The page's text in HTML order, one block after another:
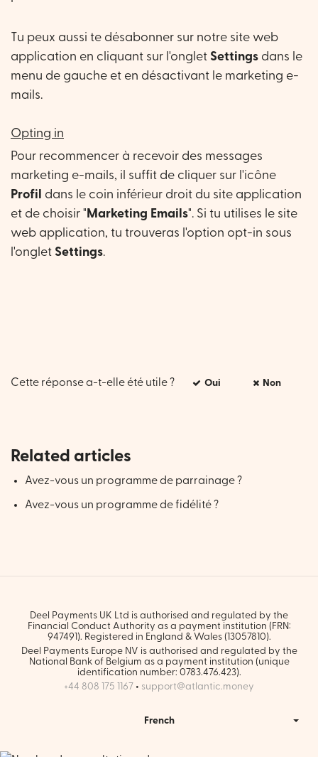
Tu peux aussi te désabonner sur notre site web
application en cliquant sur l'onglet Settings dans le
menu de gauche et en désactivant le marketing e-
mails.
Opting in
Pour recommencer à recevoir des messages
marketing e-mails, il suffit de cliquer sur l'icône
Profil
dans le coin inférieur droit du site application
et de choisir " Marketing Emails". Si tu utilises le site
web application, tu trouveras l'option opt-in sous
l'onglet Settings.
Cette réponse a-t-elle été utile ? Oui Non
Related articles
Avez-vous un programme de parrainage ?
Avez-vous un programme de fidélité ?
Deel Payments UK Ltd is authorised and regulated by the
Financial Conduct Authority as a payment institution (FRN:
947491). Registered in England & Wales (13057810).
Deel Payments Europe NV is authorised and regulated by the
National Bank of Belgium as a payment institution (unique
identification number: 0783.476.423).
+44 808 175 1167 • support@atlantic.money
French